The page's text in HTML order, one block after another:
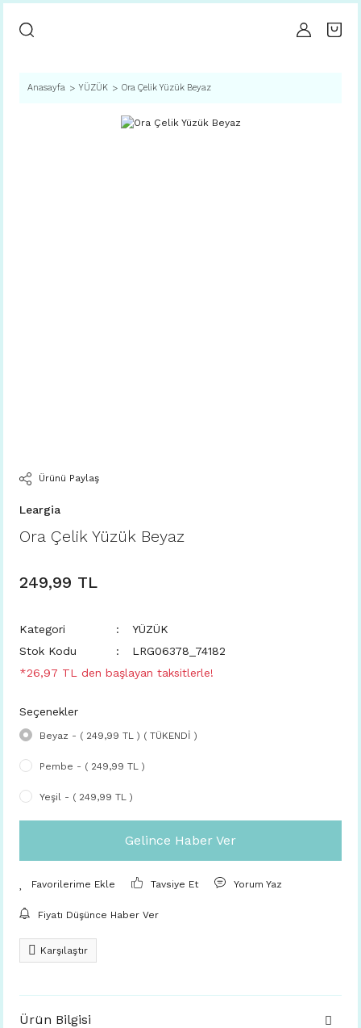
Anasayfa YÜZÜK Ora Çelik Yüzük Beyaz
Ürünü Paylaş
Leargia
Ora Çelik Yüzük Beyaz
249,99 TL
Kategori
YÜZÜK
Stok Kodu
LRG06378_74182
*26,97 TL den başlayan taksitlerle!
Seçenekler
Beyaz - ( 249,99 TL ) ( TÜKENDİ )
Pembe - ( 249,99 TL )
Yeşil - ( 249,99 TL )
Gelince Haber Ver
Tavsiye Et Yorum Yaz
Fiyatı Düşünce Haber Ver
Karşılaştır
Ürün Bilgisi